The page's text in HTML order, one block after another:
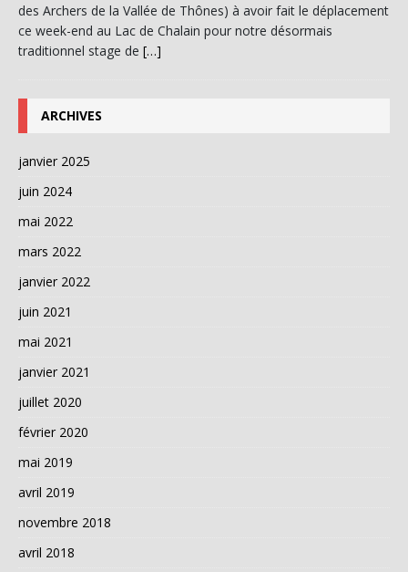
des Archers de la Vallée de Thônes) à avoir fait le déplacement
ce week-end au Lac de Chalain pour notre désormais
traditionnel stage de […]
ARCHIVES
janvier 2025
juin 2024
mai 2022
mars 2022
janvier 2022
juin 2021
mai 2021
janvier 2021
juillet 2020
février 2020
mai 2019
avril 2019
novembre 2018
avril 2018